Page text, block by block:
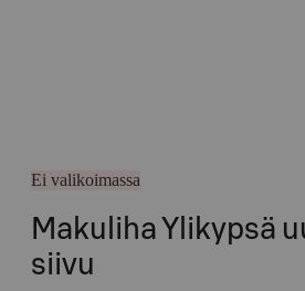
Ei valikoimassa
Makuliha Ylikypsä
siivu